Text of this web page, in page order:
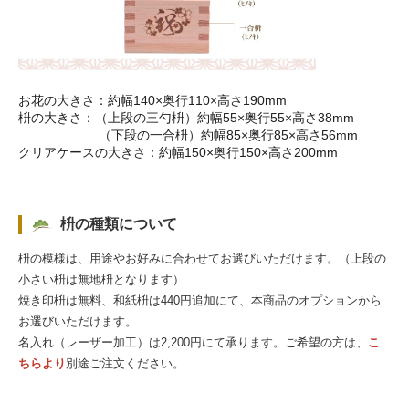
お花の大きさ：約幅140×奥行110×高さ190mm
枡の大きさ：（上段の三勺枡）約幅55×奥行55×高さ38mm
（下段の一合枡）約幅85×奥行85×高さ56mm
クリアケースの大きさ：約幅150×奥行150×高さ200mm
枡の種類について
枡の模様は、用途やお好みに合わせてお選びいただけます。（上段の
小さい枡は無地枡となります）
焼き印枡は無料、和紙枡は440円追加にて、本商品のオプションから
お選びいただけます。
名入れ（レーザー加工）は2,200円にて承ります。ご希望の方は、 こ
ちらより 別途ご注文ください。